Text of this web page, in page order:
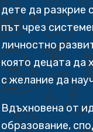
дете да разкрие
път чрез
личностно
която децата да
с желание да
Вдъхновена от
образование,